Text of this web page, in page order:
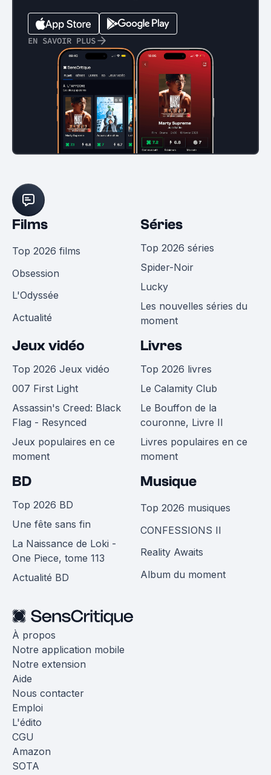
EN SAVOIR PLUS
Films
Top 2026 films
Obsession
L'Odyssée
Actualité
Séries
Top 2026 séries
Spider-Noir
Lucky
Les nouvelles séries du
moment
Jeux vidéo
Top 2026 Jeux vidéo
007 First Light
Assassin's Creed: Black
Flag - Resynced
Jeux populaires en ce
moment
Livres
Top 2026 livres
Le Calamity Club
Le Bouffon de la
couronne, Livre II
Livres populaires en ce
moment
BD
Top 2026 BD
Une fête sans fin
La Naissance de Loki -
One Piece, tome 113
Actualité BD
Musique
Top 2026 musiques
CONFESSIONS II
Reality Awaits
Album du moment
À propos
Notre application mobile
Notre extension
Aide
Nous contacter
Emploi
L'édito
CGU
Amazon
SOTA